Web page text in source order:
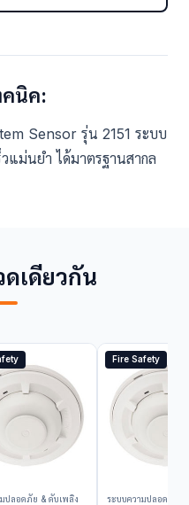
คนิค:
Sensor รุ่น 2151 ระบบ
แม่นยำ ได้มาตรฐานสากล
เดียวกัน
ปลอดภัย & ดับเพลิง
Fire Safety
ระบบความปลอดภัย &